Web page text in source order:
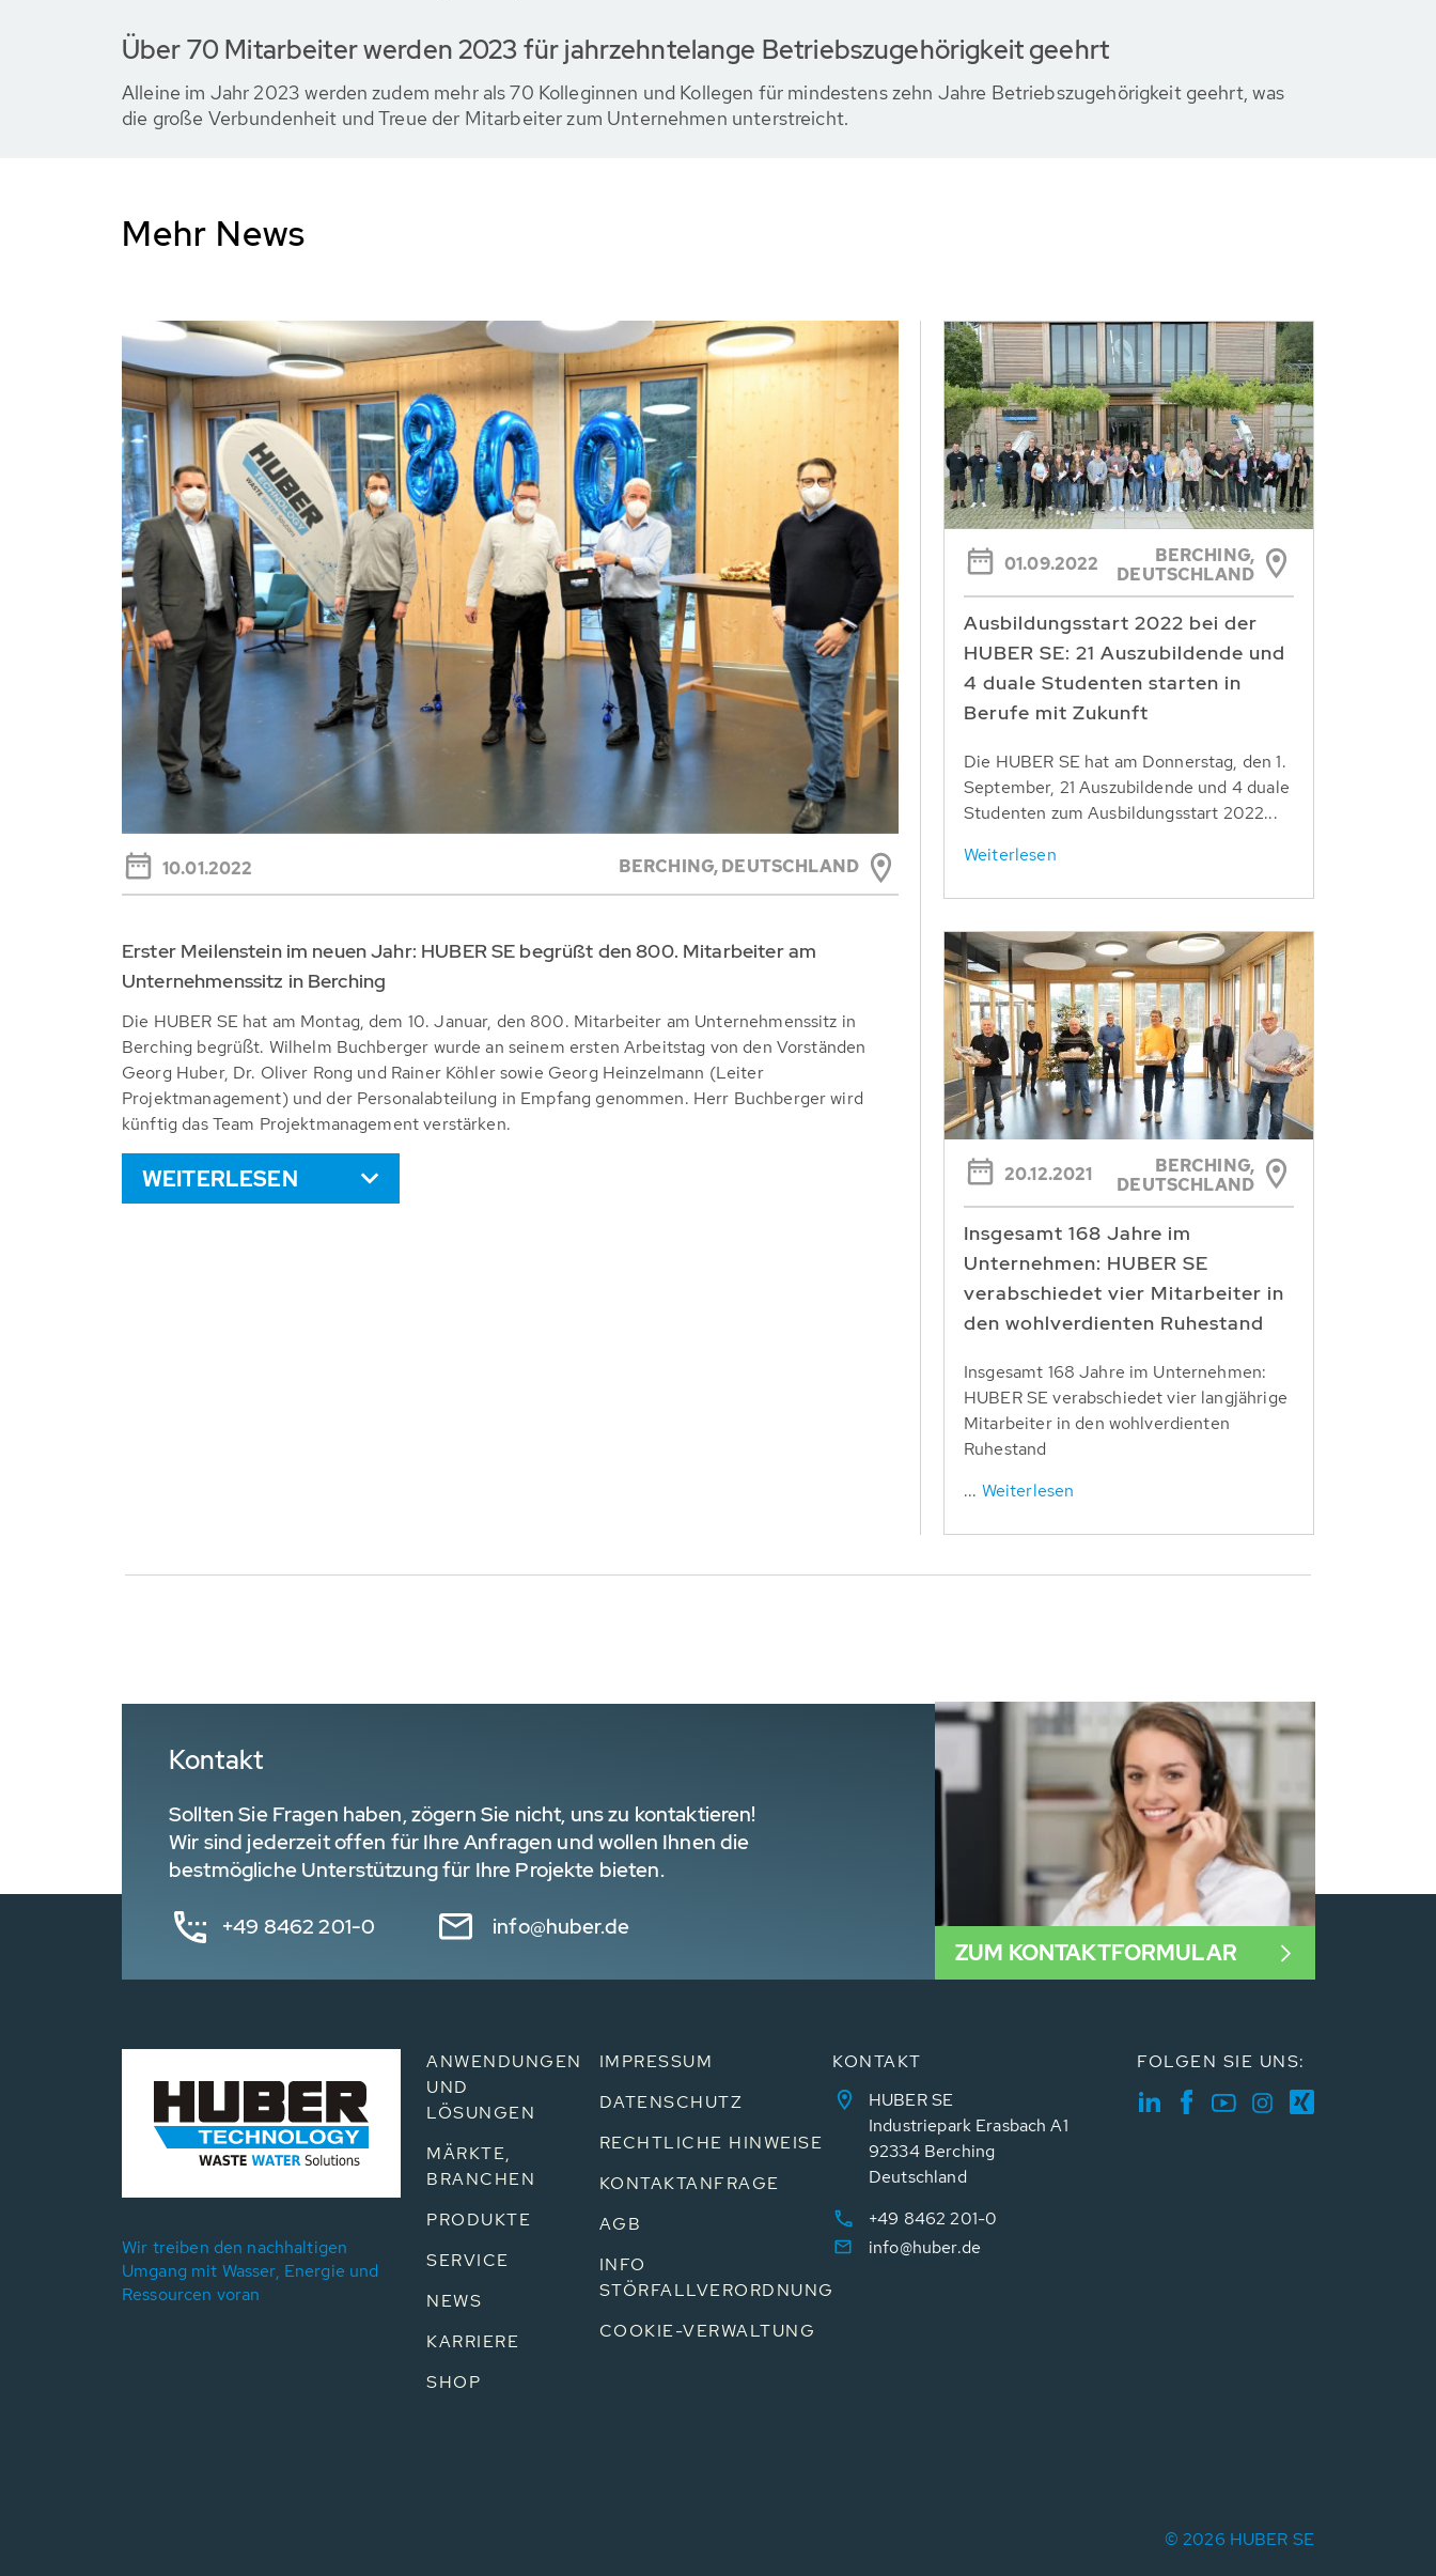
Über 70 Mitarbeiter werden 2023 für jahrzehntelange Betriebszugehörigkeit geehrt
Alleine im Jahr 2023 werden zudem mehr als 70 Kolleginnen und Kollegen für mindestens zehn Jahre Betriebszugehörigkeit geehrt, was
die große Verbundenheit und Treue der Mitarbeiter zum Unternehmen unterstreicht.
Mehr News
10.01.2022 BERCHING,DEUTSCHLAND
Erster Meilenstein im neuen Jahr: HUBER SE begrüßt den 800. Mitarbeiter am
Unternehmenssitz in Berching
Die HUBER SE hat am Montag, dem 10. Januar, den 800. Mitarbeiter am Unternehmenssitz in
Berching begrüßt. Wilhelm Buchberger wurde an seinem ersten Arbeitstag von den Vorständen
Georg Huber, Dr. Oliver Rong und Rainer Köhler sowie Georg Heinzelmann (Leiter
Projektmanagement) und der Personalabteilung in Empfang genommen. Herr Buchberger wird
künftig das Team Projektmanagement verstärken.
WEITERLESEN
01.09.2022
BERCHING,
DEUTSCHLAND
Ausbildungsstart 2022 bei der
HUBER SE: 21 Auszubildende und
4 duale Studenten starten in
Berufe mit Zukunft
Die HUBER SE hat am Donnerstag, den 1.
September, 21 Auszubildende und 4 duale
Studenten zum Ausbildungsstart 2022...
Weiterlesen
20.12.2021
BERCHING,
DEUTSCHLAND
Insgesamt 168 Jahre im
Unternehmen: HUBER SE
verabschiedet vier Mitarbeiter in
den wohlverdienten Ruhestand
Insgesamt 168 Jahre im Unternehmen:
HUBER SE verabschiedet vier langjährige
Mitarbeiter in den wohlverdienten
Ruhestand
... Weiterlesen
Kontakt
Sollten Sie Fragen haben, zögern Sie nicht, uns zu kontaktieren!
Wir sind jederzeit offen für Ihre Anfragen und wollen Ihnen die
bestmögliche Unterstützung für Ihre Projekte bieten.
+49 8462 201-0 info@huber.de
ZUM KONTAKTFORMULAR
Wir treiben den nachhaltigen
Umgang mit Wasser, Energie und
Ressourcen voran
ANWENDUNGEN
UND
LÖSUNGEN
MÄRKTE,
BRANCHEN
PRODUKTE
SERVICE
NEWS
KARRIERE
SHOP
IMPRESSUM
DATENSCHUTZ
RECHTLICHE HINWEISE
KONTAKTANFRAGE
AGB
INFO
STÖRFALLVERORDNUNG
COOKIE-VERWALTUNG
KONTAKT
HUBER SE
Industriepark Erasbach A1
92334 Berching
Deutschland
+49 8462 201-0
info@huber.de
FOLGEN SIE UNS:
© 2026 HUBER SE